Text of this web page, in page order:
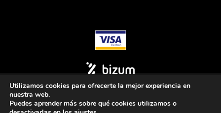
Utilizamos cookies para ofrecerte la mejor experiencia en
nuestra web.
Puedes aprender más sobre qué cookies utilizamos o